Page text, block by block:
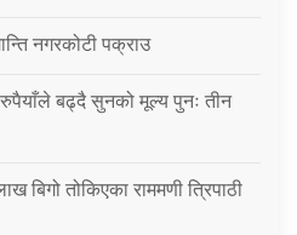
नगरकोटी पक्राउ
बढ्दै सुनको मूल्य पुनः तीन
बिगो तोकिएका राममणी त्रिपाठी